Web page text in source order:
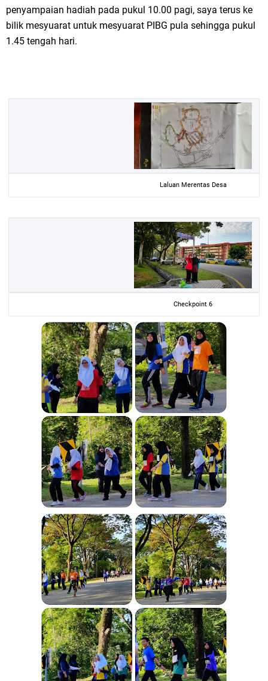
penyampaian hadiah pada pukul 10.00 pagi, saya terus ke
bilik mesyuarat untuk mesyuarat PIBG pula sehingga pukul
1.45 tengah hari.
Laluan Merentas Desa
Checkpoint 6